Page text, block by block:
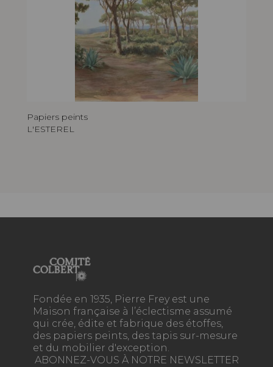
Papiers peints
L'ESTEREL
Fondée en 1935, Pierre Frey est une
Maison française à l’éclectisme assumé
qui crée, édite et fabrique des étoffes,
des papiers peints, des tapis sur-mesure
et du mobilier d'exception.
ABONNEZ-VOUS À NOTRE NEWSLETTER